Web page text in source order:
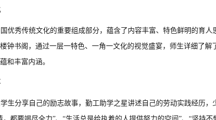
优秀传统文化的重要组成部分，蕴含了内容丰富、特色鲜明的育
钟书阁，通过一层一特色、一角一文化的视觉盛宴，师生详细了
和丰富内涵。
生分享自己的励志故事，勤工助学之星讲述自己的劳动实践经历